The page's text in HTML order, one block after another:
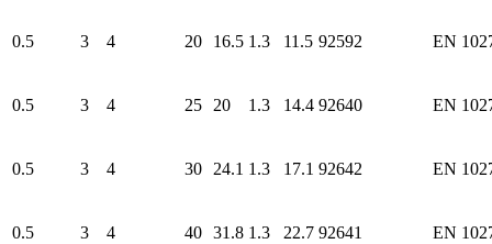
0.5 3 4 20 16.5 1.3 11.5 92592 EN
0.5 3 4 25 20 1.3 14.4 92640 EN
0.5 3 4 30 24.1 1.3 17.1 92642 EN
0.5 3 4 40 31.8 1.3 22.7 92641 EN